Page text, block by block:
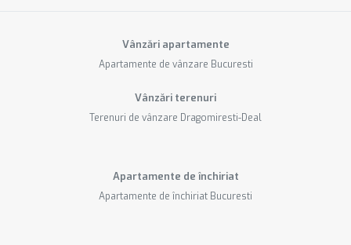
Vânzări apartamente
Apartamente de vânzare Bucuresti
Vânzări terenuri
Terenuri de vânzare Dragomiresti-Deal
Apartamente de închiriat
Apartamente de închiriat Bucuresti